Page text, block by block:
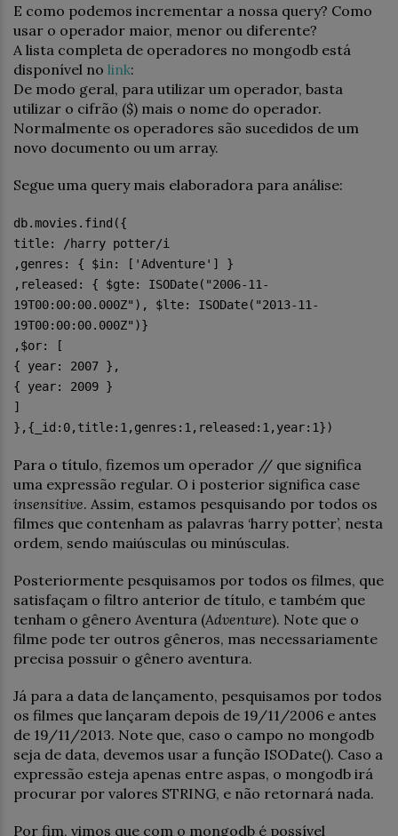
E como podemos incrementar a nossa query? Como
usar o operador maior, menor ou diferente?
A lista completa de operadores no mongodb está
disponível no link:
De modo geral, para utilizar um operador, basta
utilizar o cifrão ($) mais o nome do operador.
Normalmente os operadores são sucedidos de um
novo documento ou um array.
Segue uma query mais elaboradora para análise:
db.movies.find({
title: /harry potter/i
,genres: { $in: ['Adventure'] }
,released: { $gte: ISODate("2006-11-
19T00:00:00.000Z"), $lte: ISODate("2013-11-
19T00:00:00.000Z")}
,$or: [
{ year: 2007 },
{ year: 2009 }
]
},{_id:0,title:1,genres:1,released:1,year:1})
Para o título, fizemos um operador // que significa
uma expressão regular. O i posterior significa case
insensitive. Assim, estamos pesquisando por todos os
filmes que contenham as palavras ‘harry potter’, nesta
ordem, sendo maiúsculas ou minúsculas.
Posteriormente pesquisamos por todos os filmes, que
satisfaçam o filtro anterior de título, e também que
tenham o gênero Aventura (Adventure). Note que o
filme pode ter outros gêneros, mas necessariamente
precisa possuir o gênero aventura.
Já para a data de lançamento, pesquisamos por todos
os filmes que lançaram depois de 19/11/2006 e antes
de 19/11/2013. Note que, caso o campo no mongodb
seja de data, devemos usar a função ISODate(). Caso a
expressão esteja apenas entre aspas, o mongodb irá
procurar por valores STRING, e não retornará nada.
Por fim, vimos que com o mongodb é possível